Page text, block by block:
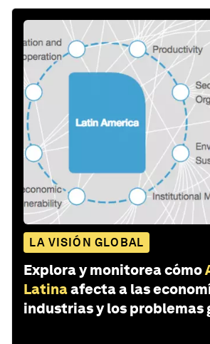
LA VISIÓN GLOBAL
Explora y monitorea cómo
Latinaafecta a las
industrias y los problemas